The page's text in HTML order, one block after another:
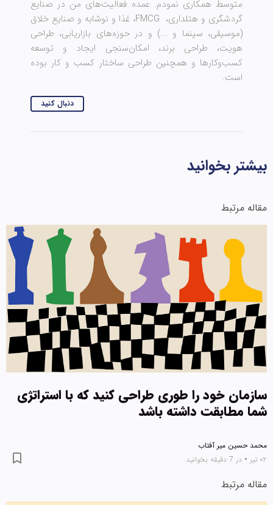
متوسط همکاری نمودم. عمده فعالیت‌های من در صنایع
گردشگری و هتلداری، FMCG، غذا و نوشابه و صنایع خلاق
(موسیقی، سینما و ...) و در حوزه‌های بازاریابی، طراحی
هویت، طراحی برند، امکان‌سنجی ایجاد و توسعه
کسب‌وکارها و همچنین طراحی ساختار کسب و کار بوده
است.
دنبال کنید
بیشتر بخوانید
مقاله مرتبط
سازمان خود را طوری طراحی کنید که با استراتژی
شما مطابقت داشته باشد
محمد حسین میر آفتاب
۰۲ تیر
• در 7 دقیقه بخوانید
مقاله مرتبط